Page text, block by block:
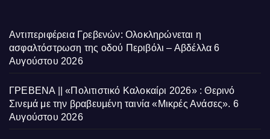
Αντιπεριφέρεια Γρεβενών: Ολοκληρώνεται η
ασφαλτόστρωση της οδού Περιβόλι – Αβδέλλα 6
Αυγούστου 2026
ΓΡΕΒΕΝΑ || «Πολιτιστικό Καλοκαίρι 2026» : Θερινό
Σινεμά με την βραβευμένη ταινία «Μικρές Ανάσες». 6
Αυγούστου 2026